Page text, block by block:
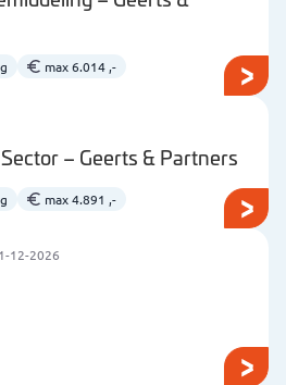
max 6.014 ,-
– Geerts & Partners
max 4.891 ,-
12-2026